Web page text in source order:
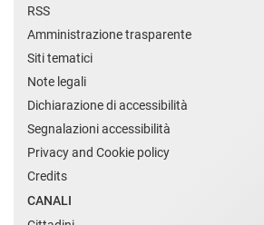
RSS
Amministrazione trasparente
Siti tematici
Note legali
Dichiarazione di accessibilità
Segnalazioni accessibilità
Privacy and Cookie policy
Credits
CANALI